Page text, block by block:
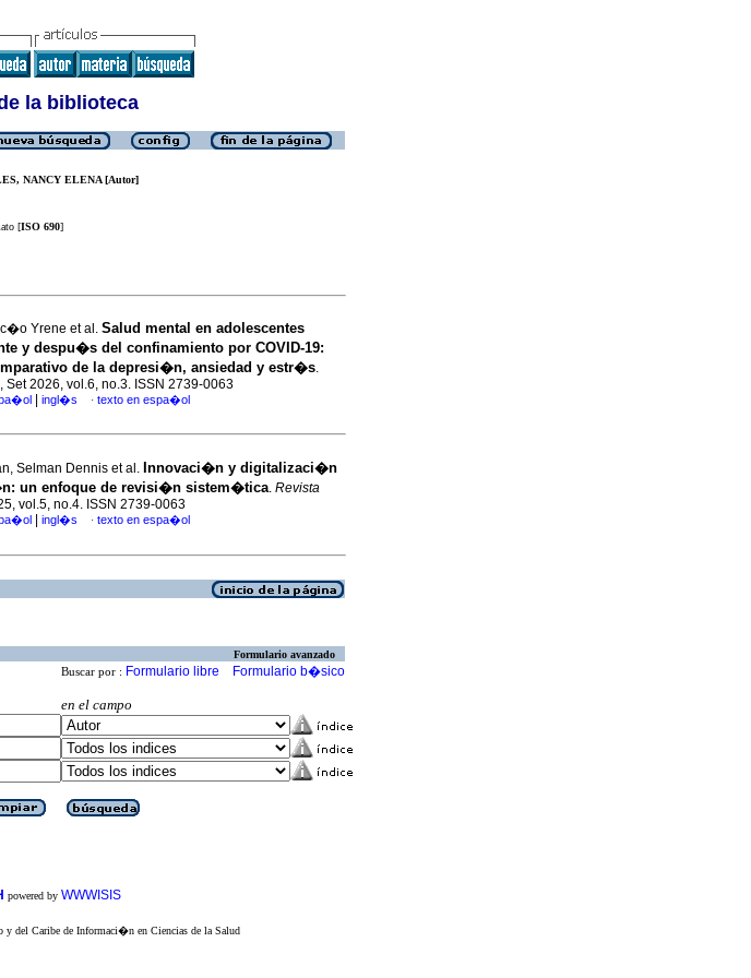
la biblioteca
NANCY ELENA [Autor]
[ISO 690]
Yrene et al. Salud mental en adolescentes
y despu�s del confinamiento por COVID-19:
de la depresi�n, ansiedad y estr�s.
, Set 2026, vol.6, no.3. ISSN 2739-0063
ingl�s · texto en espa�ol
Selman Dennis et al. Innovaci�n y digitalizaci�n
un enfoque de revisi�n sistem�tica. Revista
vol.5, no.4. ISSN 2739-0063
ingl�s · texto en espa�ol
Formulario avanzado
Buscar por : Formulario libre Formulario b�sico
en el campo
powered by WWWISIS
del Caribe de Informaci�n en Ciencias de la Salud